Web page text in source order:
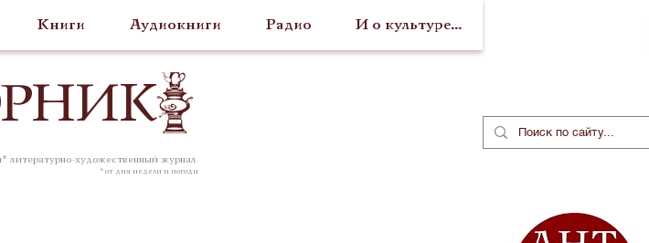
Книги Аудиокниги Радио И о культуре...
НИК
литературно-художественный журнал
* от дня недели и погоды